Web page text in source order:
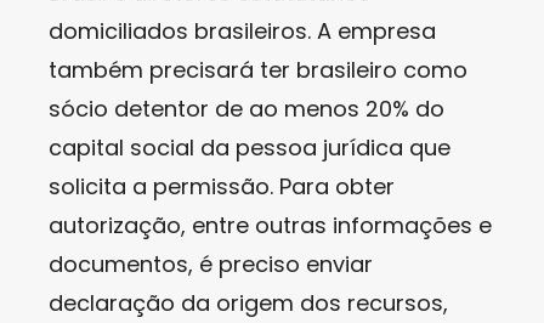
domiciliados brasileiros. A empresa
também precisará ter brasileiro como
sócio detentor de ao menos 20% do
capital social da pessoa jurídica que
solicita a permissão. Para obter
autorização, entre outras informações e
documentos, é preciso enviar
declaração da origem dos recursos,